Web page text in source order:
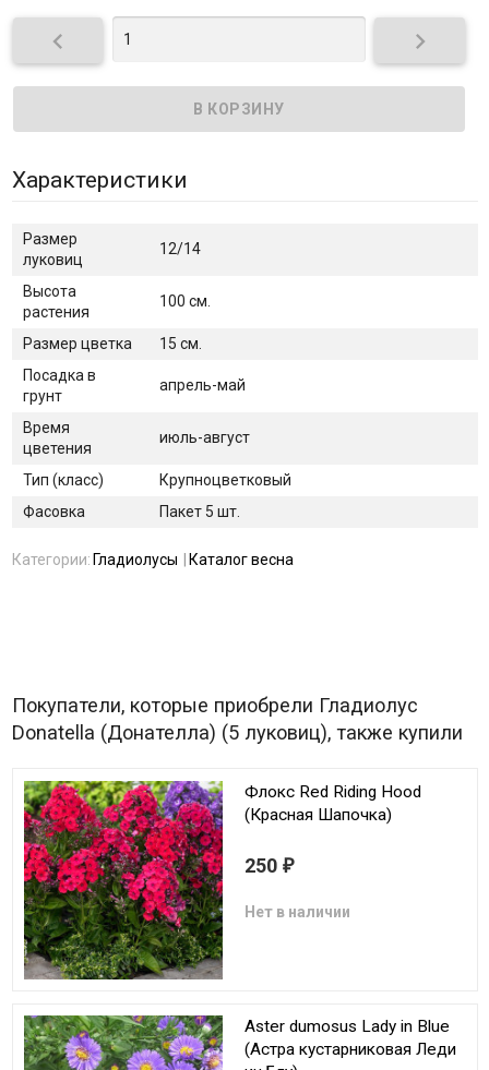
 
Характеристики
Размер
луковиц
12/14
Высота
растения
100 см.
Размер цветка
15 см.
Посадка в
грунт
апрель-май
Время
цветения
июль-август
Тип (класс)
Крупноцветковый
Фасовка
Пакет 5 шт.
Категории: Гладиолусы Каталог весна
Покупатели, которые приобрели Гладиолус
Donatella (Донателла) (5 луковиц), также купили
Флокс Red Riding Hood
(Красная Шапочка)
250 ₽
Нет в наличии
Aster dumosus Lady in Blue
(Астра кустарниковая Леди